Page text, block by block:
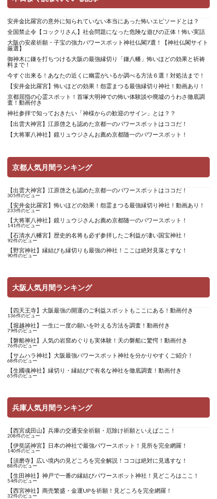
安井金比羅宮の意外に知られていない本当にあった怖いエピソードとは？
全国禁止令【コックリさん】社会問題になった危険な遊びの正体！怖い実話
大阪の安産祈願・子宝の強力パワースポット神社仏閣7選！【神社仏閣サイト
厳選】
御神木に鎌を打ちつける大阪の最強縁切り「鎌八幡」怖いほどの効果と祈祷
料まで！
今すぐ出来る！あなたの近くに幽霊がいるか調べる方法６選！対処法まで！
【安井金比羅宮】怖いほどの効果！怨霊まつる最強縁切り神社！動画あり！
京都屈指の心霊スポット！首塚大明神での怖い体験談や廃墟のうわさ徹底調
査！動画付き
神社参拝で知っておきたい「神様からの歓迎のサイン」とは？？
【出雲大神宮】江原啓之も認めた京都一のパワースポットはココだ！
【大将軍八神社】鏡リュウジさんお薦め京都随一のパワースポット！
京都人気月間ランキング
【出雲大神宮】江原啓之も認めた京都一のパワースポットはココだ！
305件のビュー
【安井金比羅宮】怖いほどの効果！怨霊まつる最強縁切り神社！動画あり！
233件のビュー
【大将軍八神社】鏡リュウジさんお薦め京都随一のパワースポット！
141件のビュー
【石清水八幡宮】歴史的名将も必ず参拝したご利益が凄い国宝神社！
92件のビュー
【野宮神社】縁結びも縁切りも最強の神社！ここは絶対見落とすな！
90件のビュー
大阪人気月間ランキング
【四天王寺】大阪最強の開運のご利益スポットもここにある！動画付き
136件のビュー
【堀越神社】一生に一度の願いを叶える方法を調査！動画付き
79件のビュー
【磐船神社】人気の岩窟めぐりも実体験！天の磐船に驚愕！動画付き
76件のビュー
【サムハラ神社】大阪最強パワースポット神社を分かりやすくご紹介！
68件のビュー
【生國魂神社】縁切り・縁結びで有名な神社を徹底調査！動画付き
65件のビュー
兵庫人気月間ランキング
【西宮成田山】兵庫の交通安全祈願・厄除け祈願といえばここ！
208件のビュー
【伊奘諾神宮】日本の神社で最強パワースポット！見所を完全網羅！
140件のビュー
【須磨寺】広い境内の見どころを完全解説！ココは絶対に見逃すな！
88件のビュー
【生田神社】神戸で一番の縁結びパワースポット神社！見どころはここ！
54件のビュー
【西宮神社】商売繁盛・金運UPを祈願！見どころを完全網羅！
32件のビュー